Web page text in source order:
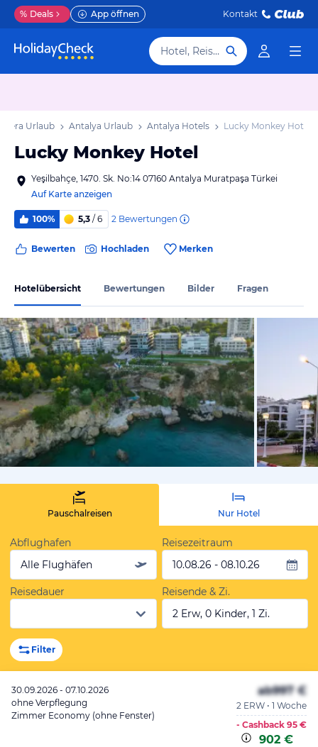
% Deals App öffnen Kontakt
Hotel, Reiseziel
Urlaub Antalya Urlaub Antalya Hotels Lucky Monkey Hotel
Lucky Monkey Hotel
Yeşilbahçe, 1470. Sk. No:14 07160 Antalya Muratpaşa Türkei
Auf Karte anzeigen
100% 5,3 / 6 2 Bewertungen
Bewerten Hochladen Merken
Hotelübersicht Bewertungen Bilder Fragen
vom
Pauschalreisen Nur Hotel
Abflughafen
Alle Flughäfen
Reisezeitraum
10.08.26 - 08.10.26
Reisedauer
Reisende & Zi.
2 Erw, 0 Kinder, 1 Zi.
Filter
30.09.2026 - 07.10.2026
ohne Verpflegung
Zimmer Economy (ohne Fenster)
ab997 €
2 ERW • 1 Woche
- Cashback 95 €
902 €